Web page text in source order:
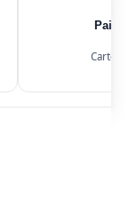
Carte,